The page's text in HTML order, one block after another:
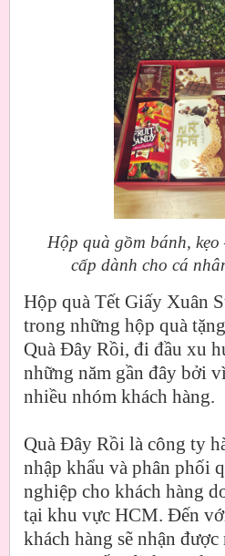
Hộp quà gồm bánh,
cấp dành cho cá
Hộp quà Tết Giấy Xuân
trong những hộp quà
Quà Đây Rồi, đi đầu xu
những năm gần đây bởi
nhiều nhóm khách hàng.
Quà Đây Rồi là công ty
nhập khẩu và phân phối
nghiệp cho khách hàng
tại khu vực HCM. Đến
khách hàng sẽ nhận